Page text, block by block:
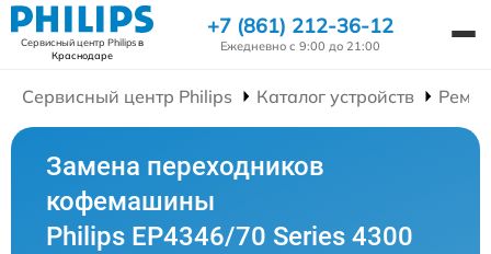
Сервисный центр Philipsв
Краснодаре
+7 (861) 212-36-12
Ежедневно с 9:00 до 21:00
Сервисный центр Philips Каталог устройств
Замена переходников
кофемашины
Philips EP4346/70 Series 4300